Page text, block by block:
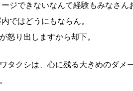
ジできないなんて経験もみなさん
ではどうにもならん。
怒り出しますから却下。
タクシは、心に残る大きめのダメー